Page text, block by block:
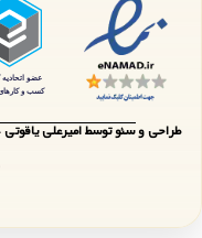
طراحی و سئو توسط امیرعلی